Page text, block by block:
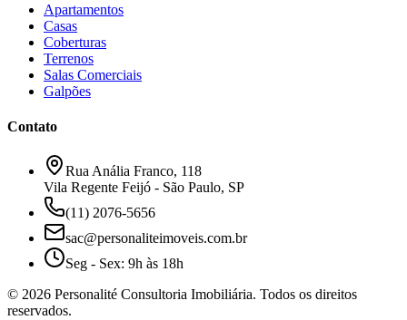
Apartamentos
Casas
Coberturas
Terrenos
Salas Comerciais
Galpões
Contato
Rua Anália Franco, 118
Vila Regente Feijó - São Paulo, SP
(11) 2076-5656
sac@personaliteimoveis.com.br
Seg - Sex: 9h às 18h
© 2026 Personalité Consultoria Imobiliária. Todos os direitos
reservados.